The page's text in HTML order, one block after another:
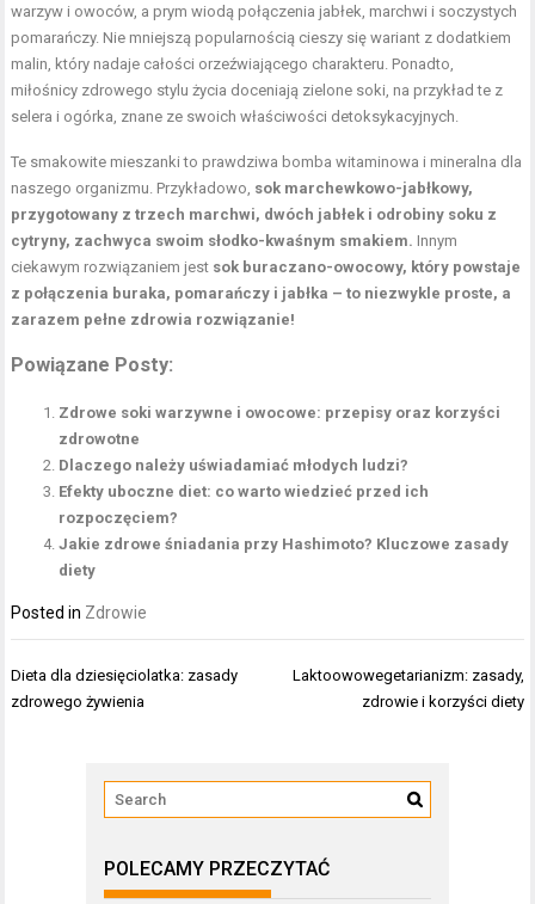
warzyw i owoców, a prym wiodą połączenia jabłek, marchwi i soczystych
pomarańczy. Nie mniejszą popularnością cieszy się wariant z dodatkiem
malin, który nadaje całości orzeźwiającego charakteru. Ponadto,
miłośnicy zdrowego stylu życia doceniają zielone soki, na przykład te z
selera i ogórka, znane ze swoich właściwości detoksykacyjnych.
Te smakowite mieszanki to prawdziwa bomba witaminowa i mineralna dla
naszego organizmu. Przykładowo, sok marchewkowo-jabłkowy,
przygotowany z trzech marchwi, dwóch jabłek i odrobiny soku z
cytryny, zachwyca swoim słodko-kwaśnym smakiem. Innym
ciekawym rozwiązaniem jest sok buraczano-owocowy, który powstaje
z połączenia buraka, pomarańczy i jabłka – to niezwykle proste, a
zarazem pełne zdrowia rozwiązanie!
Powiązane Posty:
Zdrowe soki warzywne i owocowe: przepisy oraz korzyści
zdrowotne
Dlaczego należy uświadamiać młodych ludzi?
Efekty uboczne diet: co warto wiedzieć przed ich
rozpoczęciem?
Jakie zdrowe śniadania przy Hashimoto? Kluczowe zasady
diety
Posted in Zdrowie
Nawigacja
wpisu
Dieta dla dziesięciolatka: zasady
zdrowego żywienia
Laktoowowegetarianizm: zasady,
zdrowie i korzyści diety
POLECAMY PRZECZYTAĆ